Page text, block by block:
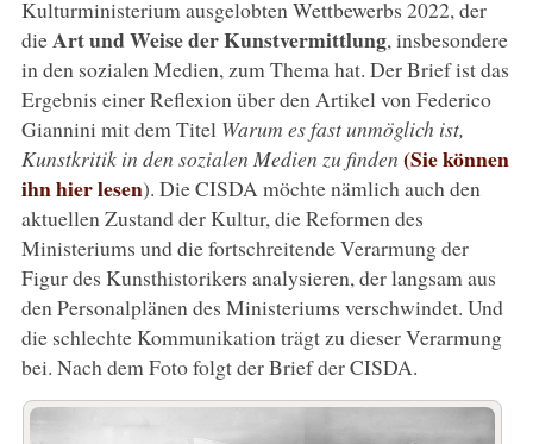
Kulturministerium ausgelobten Wettbewerbs 2022, der
dieArt und Weise der Kunstvermittlung, insbesondere
in den sozialen Medien, zum Thema hat. Der Brief ist das
Ergebnis einer Reflexion über den Artikel von Federico
Giannini mit dem Titel Warum es fast unmöglich ist,
Kunstkritik in den sozialen Medien zu finden (Sie können
ihn hier lesen). Die CISDA möchte nämlich auch den
aktuellen Zustand der Kultur, die Reformen des
Ministeriums und die fortschreitende Verarmung der
Figur des Kunsthistorikers analysieren, der langsam aus
den Personalplänen des Ministeriums verschwindet. Und
die schlechte Kommunikation trägt zu dieser Verarmung
bei. Nach dem Foto folgt der Brief der CISDA.